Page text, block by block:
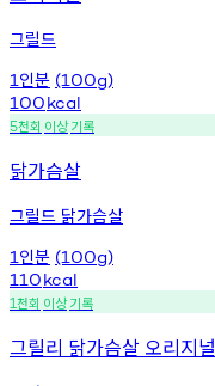
그릴드
1 인분 (100g)
100kcal
5천회 이상기록
닭가슴살
그릴드 닭가슴살
1 인분 (100g)
110kcal
1천회 이상기록
그릴리 닭가슴살 오리지널